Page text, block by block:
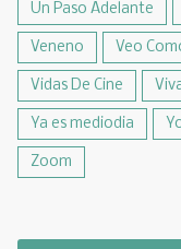
Un Paso Adelante
Veneno Veo
Vidas De Cine
Ya es mediodia
Zoom